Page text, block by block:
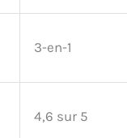
3-en-1
4,6 sur 5